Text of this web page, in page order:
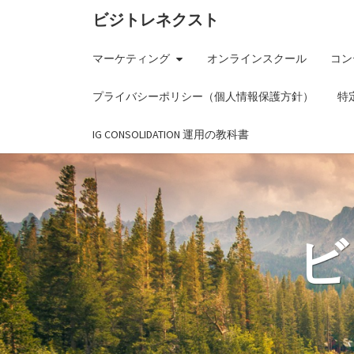
ビジトレネクスト
マーケティング オンラインスクール コ
プライバシーポリシー（個人情報保護方針） 特
IG CONSOLIDATION 運用の教科書